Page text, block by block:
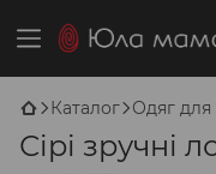
Каталог Одяг для
Сірі зручні